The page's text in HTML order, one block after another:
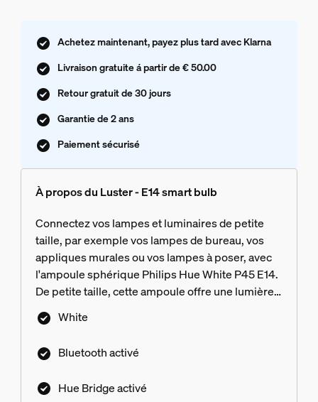
Achetez maintenant, payez plus tard avec Klarna
Livraison gratuite á partir de € 50.00
Retour gratuit de 30 jours
Garantie de 2 ans
Paiement sécurisé
À propos du Luster - E14 smart bulb
Connectez vos lampes et luminaires de petite
taille, par exemple vos lampes de bureau, vos
appliques murales ou vos lampes à poser, avec
l'ampoule sphérique Philips Hue White P45 E14.
De petite taille, cette ampoule offre une lumière
blanche douce à intensité variable ainsi qu'un
contrôle par Bluetooth dans une pièce. Ajoutez
des fonctionnalités.
White
Bluetooth activé
Hue Bridge activé